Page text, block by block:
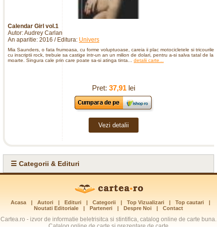
Calendar Girl vol.1
Autor: Audrey Carlan
An aparitie: 2016 / Editura: Univers
Mia Saunders, o fata frumoasa, cu forme voluptuoase, careia ii plac motocicletele si tricourile
cu inscriptii rock, trebuie sa castige intr-un an un milion de dolari, pentru a-si salva tatal de la
moarte. Singura cale prin care poate sa-si atinga tinta... detalii carte...
Pret: 37,91lei
Vezi detalii
☰ Categorii & Edituri
Acasa Autori Edituri Categorii Top Vizualizari Top cautari
Noutati Editoriale
Parteneri Despre Noi Contact
Cartea.ro - izvor de informatie beletrisitca si stintifica, catalog online de carte buna.